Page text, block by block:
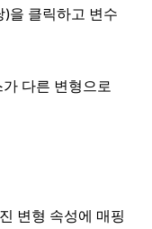
)을 클릭하고 변수
다른 변형으로
변형 속성에 매핑